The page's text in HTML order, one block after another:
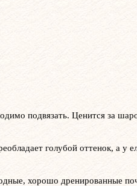
подвязать. Ценится за
голубой оттенок, а у
хорошо дренированные